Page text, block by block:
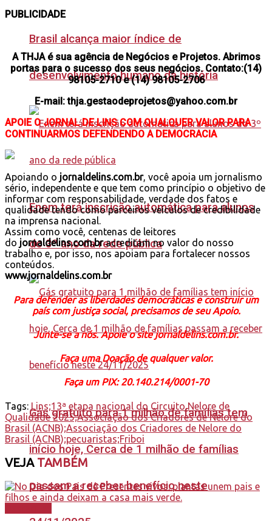
Brasil alcança maior índice de
desenvolvimento humano da história
Enem terá inscrição automática para alunos
do 3º ano da rede pública
Gás gratuito para 1 milhão de famílias tem
início hoje, Cerca de 1 milhão de famílias
passam a receber benefício neste
PUBLICIDADE
A THJA é sua agência de Negócios e Projetos. Abrimos
portas para o sucesso dos seus negócios. Contato:(14)
98105-2710 e (14) 98105-2706
E-mail: thja.gestaodeprojetos@yahoo.com.br
APOIE O JORNAL DE LINS COM QUALQUER VALOR PARA
CONTINUARMOS DEFENDENDO A DEMOCRACIA
Apoiando o jornaldelins.com.br, você apoia um jornalismo
sério, independente e que tem como princípio o objetivo de
informar com responsabilidade, verdade dos fatos e
qualidade tendo como parceiros veículos de credibilidade
na imprensa nacional.
Assim como você, centenas de leitores
do jornaldelins.com.bracreditam no valor do nosso
trabalho e, por isso, nos apoiam para fortalecer nossos
conteúdos.
www.jornaldelins.com.br
Para defender as liberdades democráticas e construir um
país com justiça social, precisamos de seu Apoio.
Junte-se a nós. Apoie o site jornaldelins.com.br.
Faça uma Doação de qualquer valor.
Faça um PIX: 20.140.214/0001-70
Tags: Lins;13ª etapa nacional do Circuito Nelore de
Qualidade 2025;Associação dos Criadores de Nelore do
Brasil (ACNB);Associação dos Criadores de Nelore do
Brasil (ACNB);pecuaristas;Friboi
VEJATAMBÉM